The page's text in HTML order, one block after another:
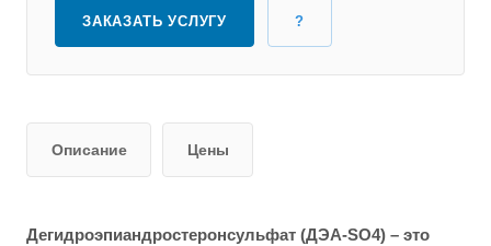
ЗАКАЗАТЬ УСЛУГУ ?
Описание Цены
Дегидроэпиандростеронсульфат (ДЭА-SO4) – это